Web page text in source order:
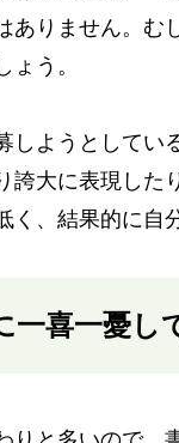
ありません。む
ょう。
しようとしてい
誇大に表現し
く、結果的に自
一喜一憂し